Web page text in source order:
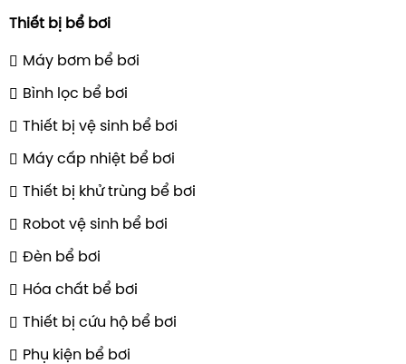
Thiết bị bể bơi
Máy bơm bể bơi
Bình lọc bể bơi
Thiết bị vệ sinh bể bơi
Máy cấp nhiệt bể bơi
Thiết bị khử trùng bể bơi
Robot vệ sinh bể bơi
Đèn bể bơi
Hóa chất bể bơi
Thiết bị cứu hộ bể bơi
Phụ kiện bể bơi